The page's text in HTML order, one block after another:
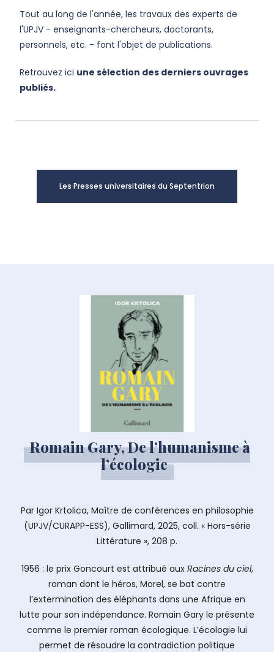
Tout au long de l'année, les travaux des experts de
l'UPJV - enseignants-chercheurs, doctorants,
personnels, etc. - font l'objet de publications.
Retrouvez ici une sélection des derniers ouvrages
publiés.
Les Presses universitaires du Septentrion
Romain Gary, De l’humanisme à
l’écologie
Par Igor Krtolica, Maître de conférences en philosophie
(UPJV/CURAPP-ESS), Gallimard, 2025, coll. « Hors-série
Littérature », 208 p.
1956 : le prix Goncourt est attribué aux Racines du ciel,
roman dont le héros, Morel, se bat contre
l’extermination des éléphants dans une Afrique en
lutte pour son indépendance. Romain Gary le présente
comme le premier roman écologique. L’écologie lui
permet de résoudre la contradiction politique